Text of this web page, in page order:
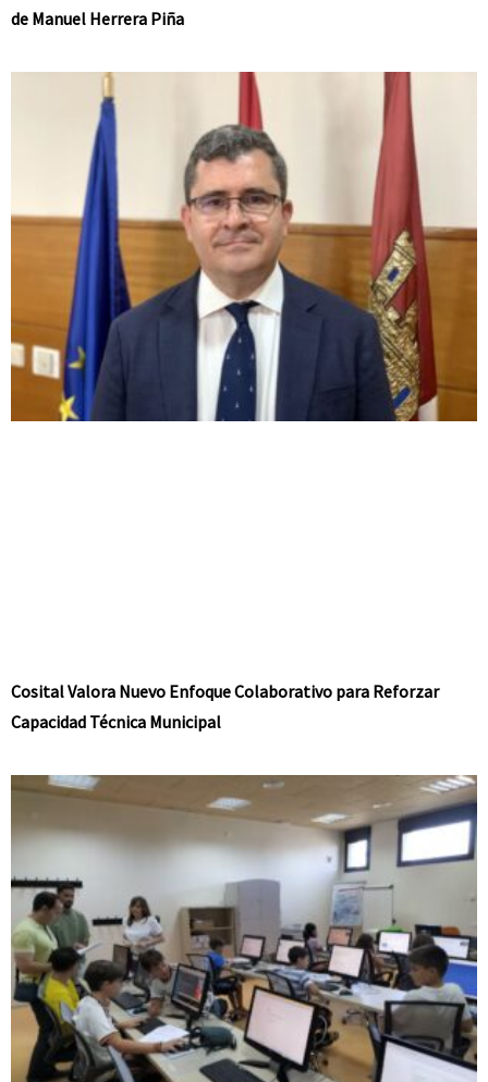
de Manuel Herrera Piña
Cosital Valora Nuevo Enfoque Colaborativo para Reforzar
Capacidad Técnica Municipal